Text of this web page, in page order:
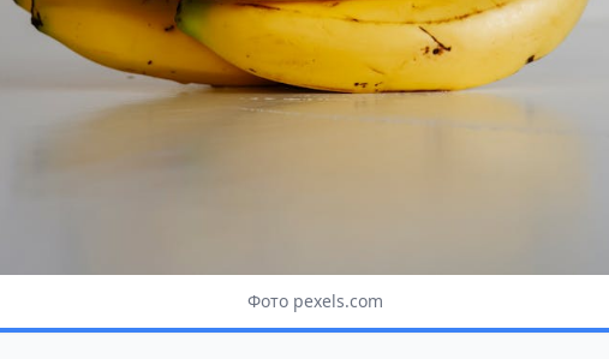
Фото pexels.com